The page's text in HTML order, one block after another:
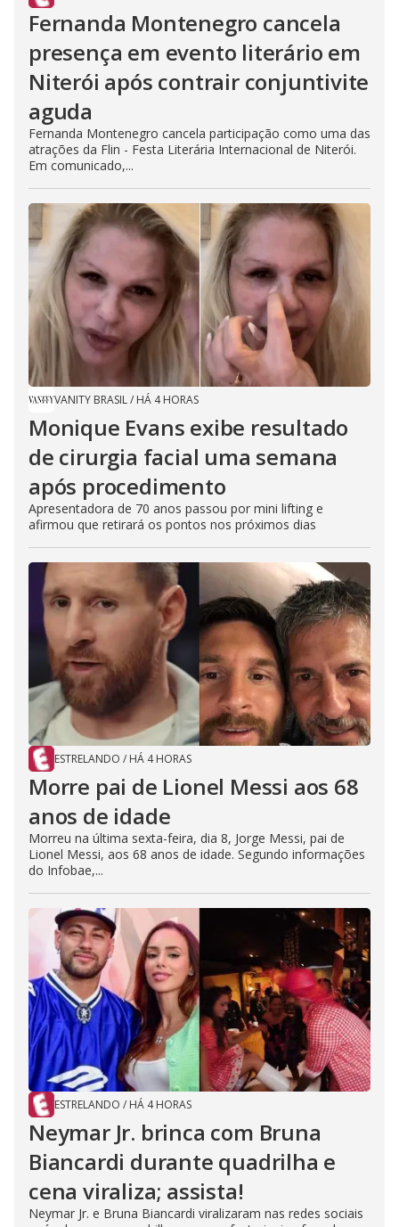
Fernanda Montenegro cancela
presença em evento literário em
Niterói após contrair conjuntivite
aguda
Fernanda Montenegro cancela participação como uma das
atrações da Flin - Festa Literária Internacional de Niterói.
Em comunicado,...
VANITY BRASIL/ HÁ 4 HORAS
Monique Evans exibe resultado
de cirurgia facial uma semana
após procedimento
Apresentadora de 70 anos passou por mini lifting e
afirmou que retirará os pontos nos próximos dias
ESTRELANDO / HÁ 4 HORAS
Morre pai de Lionel Messi aos 68
anos de idade
Morreu na última sexta-feira, dia 8, Jorge Messi, pai de
Lionel Messi, aos 68 anos de idade. Segundo informações
do Infobae,...
ESTRELANDO / HÁ 4 HORAS
Neymar Jr. brinca com Bruna
Biancardi durante quadrilha e
cena viraliza; assista!
Neymar Jr. e Bruna Biancardi viralizaram nas redes sociais